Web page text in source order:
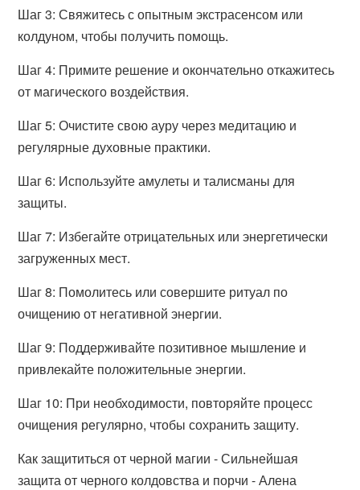
Шаг 3: Свяжитесь с опытным экстрасенсом или
колдуном, чтобы получить помощь.
Шаг 4: Примите решение и окончательно откажитесь
от магического воздействия.
Шаг 5: Очистите свою ауру через медитацию и
регулярные духовные практики.
Шаг 6: Используйте амулеты и талисманы для
защиты.
Шаг 7: Избегайте отрицательных или энергетически
загруженных мест.
Шаг 8: Помолитесь или совершите ритуал по
очищению от негативной энергии.
Шаг 9: Поддерживайте позитивное мышление и
привлекайте положительные энергии.
Шаг 10: При необходимости, повторяйте процесс
очищения регулярно, чтобы сохранить защиту.
Как защититься от черной магии - Сильнейшая
защита от черного колдовства и порчи - Алена